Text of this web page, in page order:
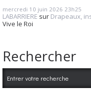
mercredi 10 juin 2026 23h25
LABARRIERE sur Drapeaux,
Vive le Roi
Rechercher